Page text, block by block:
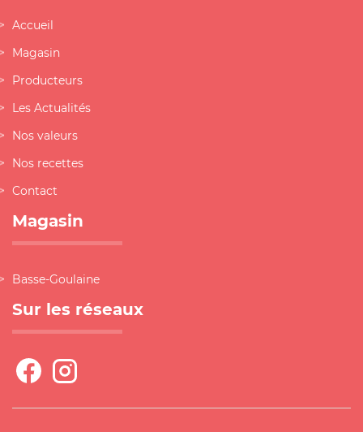
Accueil
Magasin
Producteurs
Les Actualités
Nos valeurs
Nos recettes
Contact
Magasin
Basse-Goulaine
Sur les réseaux